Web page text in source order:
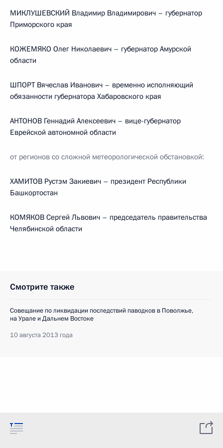
МИКЛУШЕВСКИЙ Владимир Владимирович – губернатор
Приморского края
КОЖЕМЯКО Олег Николаевич – губернатор Амурской
области
ШПОРТ Вячеслав Иванович – временно исполняющий
обязанности губернатора Хабаровского края
АНТОНОВ Геннадий Алексеевич – вице-губернатор
Еврейской автономной области
от регионов со сложной метеорологической обстановкой:
ХАМИТОВ Рустэм Закиевич – президент Республики
Башкортостан
КОМЯКОВ Сергей Львович – председатель правительства
Челябинской области
Смотрите также
Совещание по ликвидации последствий паводков в Поволжье,
на Урале и Дальнем Востоке
10 августа 2013 года